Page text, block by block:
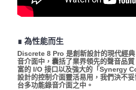
∎ 為性能而生
Discrete 8 Pro 是創新設計的現代經
音介面中，囊括了業界領先的聲音品
富的 I/O 接口以及強大的「Synergy
設計的控制介面靈活易用，我們決不
台多功能錄音介面之中。